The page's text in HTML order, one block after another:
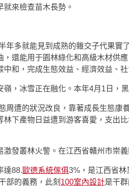
來檢查苗木長勢。
年多就能見到成熟的雜交子代果實
，還能用于園林綠化和高級木材供
中和，完成生態效益、經濟效益、社
嶺，冰雪正在融化。本年4月1日，
周遭的狀況改良，靠著成長生態康
林下產物日益遭到游客喜愛，支出
激發叢林火警。在江西省贛州市崇
達88.歐德系統傢俱3%，是江西省林
部的義務，此刻 100室內設計是干